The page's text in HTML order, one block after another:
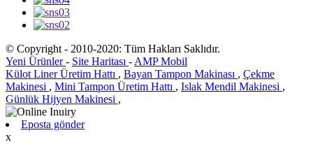
© Copyright - 2010-2020: Tüm Hakları Saklıdır.
Yeni Ürünler- Site Haritası - AMP Mobil
Külot Liner Üretim Hattı , Bayan Tampon Makinası , Çekme
Makinesi , Mini Tampon Üretim Hattı , Islak Mendil Makinesi ,
Günlük Hijyen Makinesi ,
Eposta gönder
x